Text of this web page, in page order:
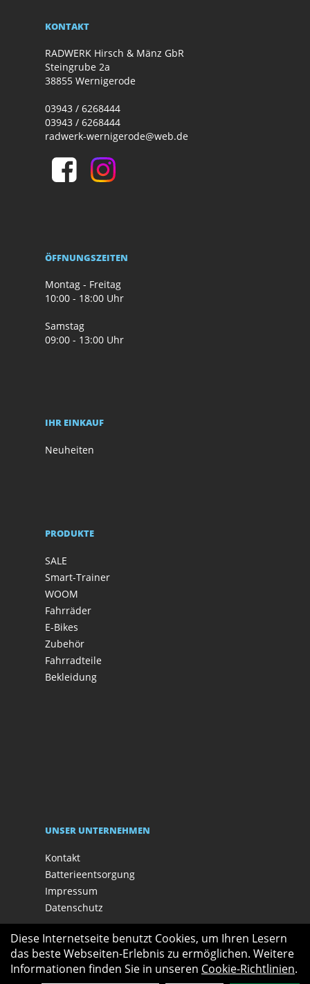
KONTAKT
RADWERK Hirsch & Mänz GbR
Steingrube 2a
38855 Wernigerode
03943 / 6268444
03943 / 6268444
radwerk-wernigerode@web.de
ÖFFNUNGSZEITEN
Montag - Freitag
10:00 - 18:00 Uhr
Samstag
09:00 - 13:00 Uhr
IHR EINKAUF
Neuheiten
PRODUKTE
SALE
Smart-Trainer
WOOM
Fahrräder
E-Bikes
Zubehör
Fahrradteile
Bekleidung
UNSER UNTERNEHMEN
Kontakt
Batterieentsorgung
Impressum
Datenschutz
Diese Internetseite benutzt Cookies, um Ihren Lesern
das beste Webseiten-Erlebnis zu ermöglichen. Weitere
Informationen finden Sie in unseren Cookie-Richtlinien.